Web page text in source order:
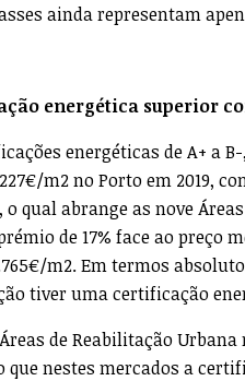
ainda representam
energética superior
energéticas de A+ a
m2 no Porto em 2019,
qual abrange as nove
de 17% face ao preço
m2. Em termos
tiver uma certificação
de Reabilitação
que nestes mercados a